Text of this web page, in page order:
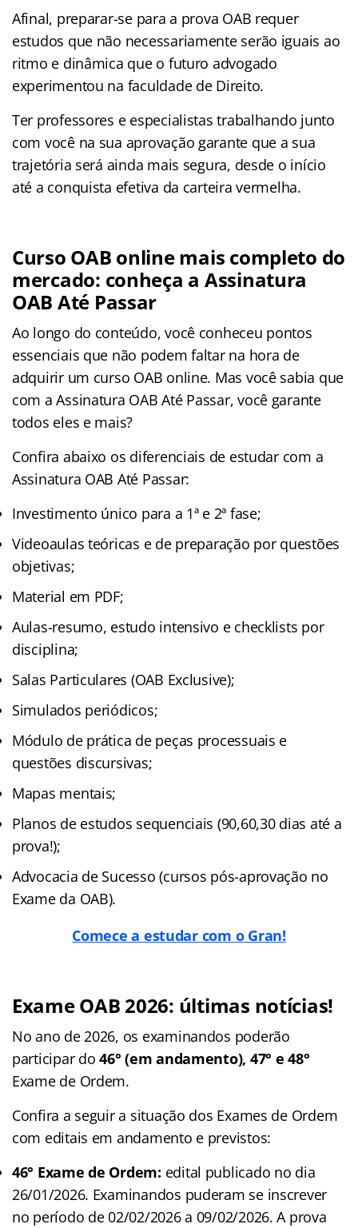
Afinal, preparar-se para a prova OAB requer
estudos que não necessariamente serão iguais ao
ritmo e dinâmica que o futuro advogado
experimentou na faculdade de Direito.
Ter professores e especialistas trabalhando junto
com você na sua aprovação garante que a sua
trajetória será ainda mais segura, desde o início
até a conquista efetiva da carteira vermelha.
Curso OAB online mais completo do
mercado: conheça a Assinatura
OAB Até Passar
Ao longo do conteúdo, você conheceu pontos
essenciais que não podem faltar na hora de
adquirir um curso OAB online. Mas você sabia que
com a Assinatura OAB Até Passar, você garante
todos eles e mais?
Confira abaixo os diferenciais de estudar com a
Assinatura OAB Até Passar:
Investimento único para a 1ª e 2ª fase;
Videoaulas teóricas e de preparação por questões
objetivas;
Material em PDF;
Aulas-resumo, estudo intensivo e checklists por
disciplina;
Salas Particulares (OAB Exclusive);
Simulados periódicos;
Módulo de prática de peças processuais e
questões discursivas;
Mapas mentais;
Planos de estudos sequenciais (90,60,30 dias até a
prova!);
Advocacia de Sucesso (cursos pós-aprovação no
Exame da OAB).
Comece a estudar com o Gran!
Exame OAB 2026: últimas notícias!
No ano de 2026, os examinandos poderão
participar do46° (em andamento), 47° e 48°
Exame de Ordem.
Confira a seguir a situação dos Exames de Ordem
com editais em andamento e previstos:
46° Exame de Ordem: edital publicado no dia
26/01/2026. Examinandos puderam se inscrever
no período de 02/02/2026 a 09/02/2026. A prova